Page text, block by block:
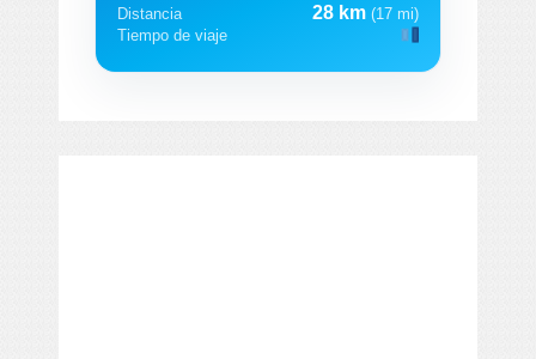
Distancia 28 km (17 mi)
Tiempo de viaje